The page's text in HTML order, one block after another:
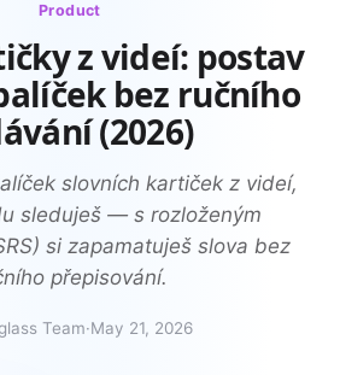
Product
z videí: postav
bez ručního
(2026)
slovních kartiček z videí,
sleduješ — s rozloženým
si zapamatuješ slova bez
přepisování.
Team·May 21, 2026